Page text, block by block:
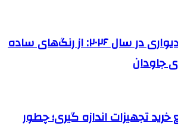
انتخاب کاغذ دیواری در سال ۲۰۲۶: از رنگ‌های ساده
جاودان
تجهیزات اندازه گیری؛ چطور